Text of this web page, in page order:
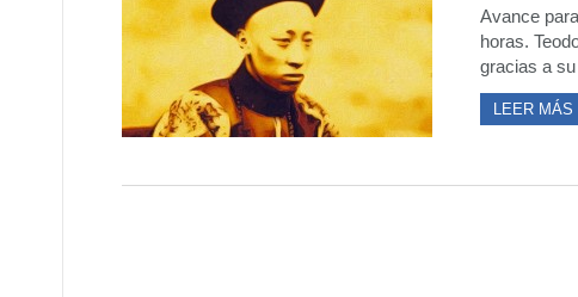
Avance
horas.
gracias a
LEER MÁS